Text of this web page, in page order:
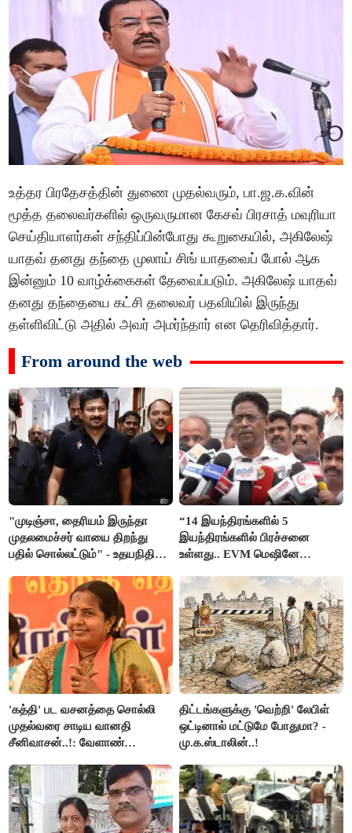
உத்தர பிரதேசத்தின் துணை முதல்வரும், பா.ஜ.க.வின்
மூத்த தலைவர்களில் ஒருவருமான கேசவ் பிரசாத் மவுரியா
செய்தியாளர்கள் சந்திப்பின்போது கூறுகையில், அகிலேஷ்
யாதவ் தனது தந்தை முலாய் சிங் யாதவைப் போல் ஆக
இன்னும் 10 வாழ்க்கைகள் தேவைப்படும். அகிலேஷ் யாதவ்
தனது தந்தையை கட்சி தலைவர் பதவியில் இருந்து
தள்ளிவிட்டு அதில் அவர் அமர்ந்தார் என தெரிவித்தார்.
From around the web
"முடிஞ்சா, தைரியம் இருந்தா
முதலமைச்சர் வாயை திறந்து
பதில் சொல்லட்டும்" - உதயநிதி
“14 இயந்திரங்களில் 5
இயந்திரங்களில் பிரச்சனை
உள்ளது.. EVM மெஷினே
இளங்கோ
'கத்தி' பட வசனத்தை சொல்லி
முதல்வரை சாடிய வானதி
சீனிவாசன்..!: வேளாண்
எதிர்ப்பு!
திட்டங்களுக்கு 'வெற்றி' லேபிள்
ஒட்டினால் மட்டுமே போதுமா? -
மு.க.ஸ்டாலின்..!